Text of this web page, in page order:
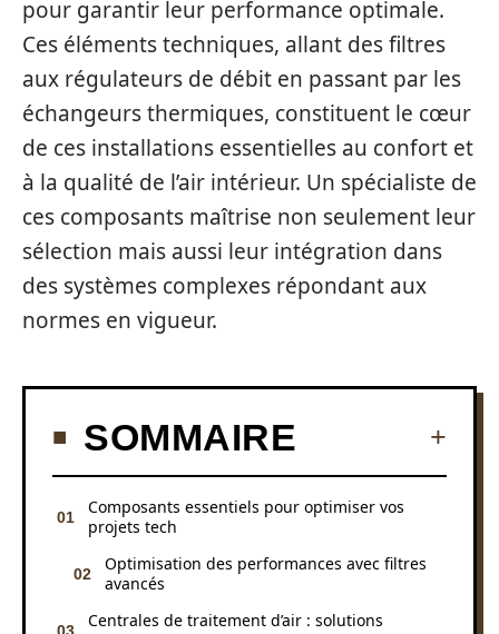
pour garantir leur performance optimale.
Ces éléments techniques, allant des filtres
aux régulateurs de débit en passant par les
échangeurs thermiques, constituent le cœur
de ces installations essentielles au confort et
à la qualité de l’air intérieur. Un spécialiste de
ces composants maîtrise non seulement leur
sélection mais aussi leur intégration dans
des systèmes complexes répondant aux
normes en vigueur.
SOMMAIRE
Composants essentiels pour optimiser vos
projets tech
Optimisation des performances avec filtres
avancés
Centrales de traitement d’air : solutions